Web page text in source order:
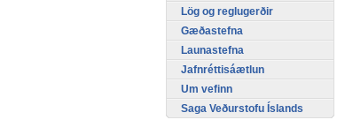
Lög og reglugerðir
Gæðastefna
Launastefna
Jafnréttisáætlun
Um vefinn
Saga Veðurstofu Íslands